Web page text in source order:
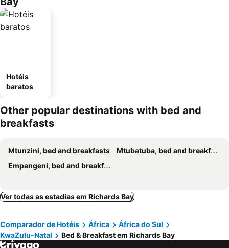
Hotéis
baratos
Other popular destinations with bed and
breakfasts
Mtunzini, bed and breakfasts
Mtubatuba, bed and breakfasts
Empangeni, bed and breakfasts
Ver todas as estadias em Richards Bay
Comparador de Hotéis África
África do Sul
KwaZulu-Natal
Bed & Breakfast em Richards Bay